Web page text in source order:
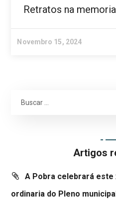
Retratos na memoria
Novembro 15, 2024
Artigos
A Pobra celebrará este
ordinaria do Pleno